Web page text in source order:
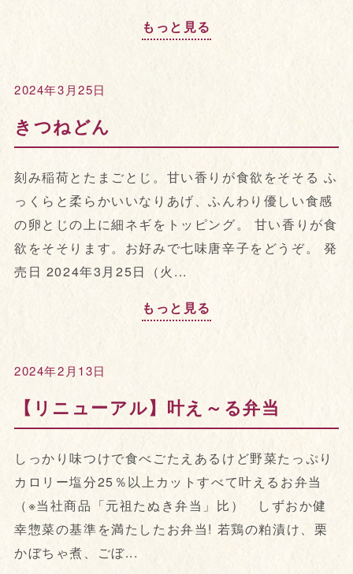
もっと見る
2024年3月25日
きつねどん
刻み稲荷とたまごとじ。甘い香りが食欲をそそる ふ
っくらと柔らかいいなりあげ、ふんわり優しい食感
の卵とじの上に細ネギをトッピング。 甘い香りが食
欲をそそります。お好みで七味唐辛子をどうぞ。 発
売日 2024年3月25日（火...
もっと見る
2024年2月13日
【リニューアル】叶え～る弁当
しっかり味つけで食べごたえあるけど野菜たっぷり
カロリー塩分25％以上カットすべて叶えるお弁当
（※当社商品「元祖たぬき弁当」比） しずおか健
幸惣菜の基準を満たしたお弁当! 若鶏の粕漬け、栗
かぼちゃ煮、ごぼ...